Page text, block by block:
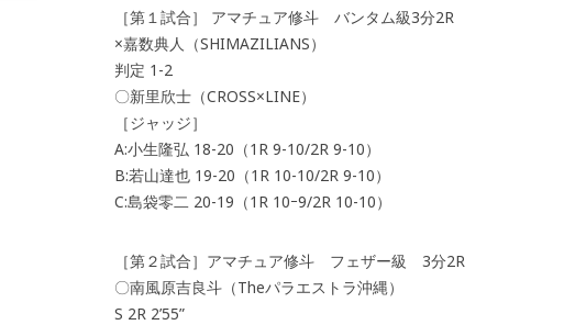
［第１試合］ アマチュア修斗 バンタム級3分2R
×嘉数典人（SHIMAZILIANS）
判定 1-2
〇新里欣士（CROSS×LINE）
［ジャッジ］
A:小生隆弘 18-20（1R 9-10/2R 9-10）
B:若山達也 19-20（1R 10-10/2R 9-10）
C:島袋零二 20-19（1R 10ｰ9/2R 10-10）
［第２試合］アマチュア修斗 フェザー級 3分2R
〇南風原吉良斗（Theパラエストラ沖縄）
S 2R 2’55”